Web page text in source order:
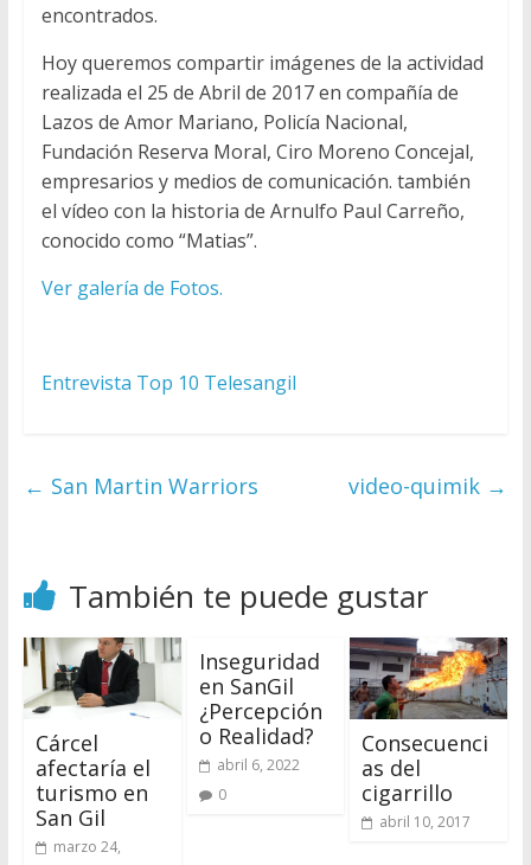
encontrados.
Hoy queremos compartir imágenes de la actividad
realizada el 25 de Abril de 2017 en compañía de
Lazos de Amor Mariano, Policía Nacional,
Fundación Reserva Moral, Ciro Moreno Concejal,
empresarios y medios de comunicación. también
el vídeo con la historia de Arnulfo Paul Carreño,
conocido como “Matias”.
Ver galería de Fotos.
Entrevista Top 10 Telesangil
← San Martin Warriors video-quimik →
También te puede gustar
Cárcel
afectaría el
turismo en
San Gil
marzo 24,
Inseguridad
en SanGil
¿Percepción
o Realidad?
abril 6, 2022
0
Consecuenci
as del
cigarrillo
abril 10, 2017